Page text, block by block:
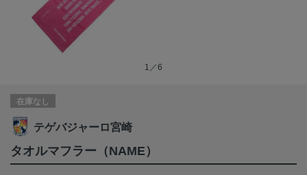
1／6
在庫なし
テゲバジャーロ宮崎
タオルマフラー（NAME）